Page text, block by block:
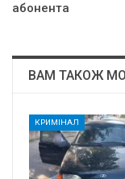
абонента
ВАМ ТАКОЖ
КРИМІНАЛ